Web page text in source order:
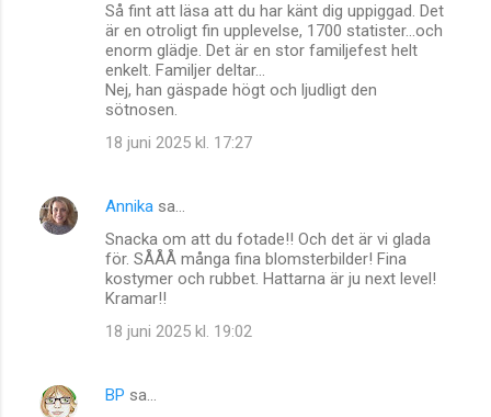
Så fint att läsa att du har känt dig uppiggad. Det
är en otroligt fin upplevelse, 1700 statister...och
enorm glädje. Det är en stor familjefest helt
enkelt. Familjer deltar...
Nej, han gäspade högt och ljudligt den
sötnosen.
18 juni 2025 kl. 17:27
Annika sa…
Snacka om att du fotade!! Och det är vi glada
för. SÅÅÅ många fina blomsterbilder! Fina
kostymer och rubbet. Hattarna är ju next level!
Kramar!!
18 juni 2025 kl. 19:02
BP sa…